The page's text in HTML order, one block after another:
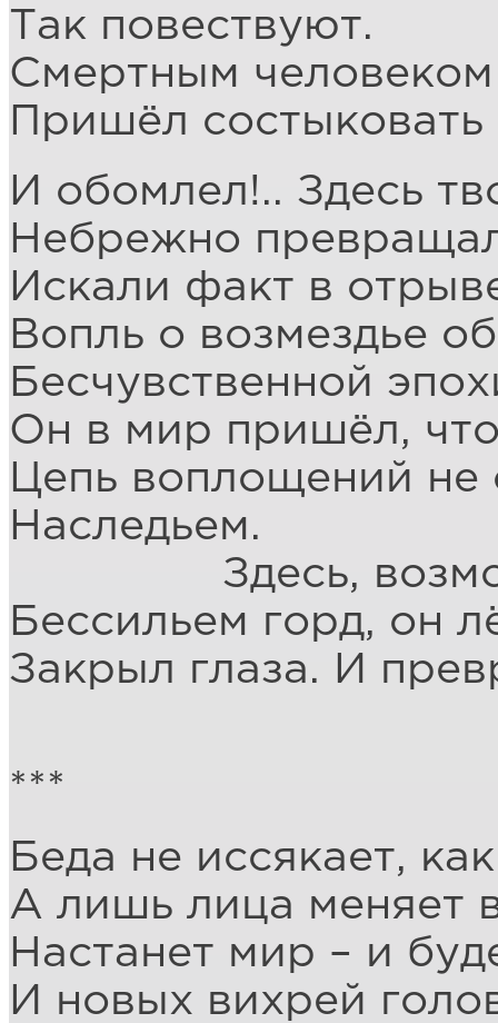
Так повествуют.
Смертным человеком
Пришёл
И обомлел!.. Здесь
Небрежно
Искали факт в
Вопль о возмездье
Бесчувственной
Он в мир пришёл,
Цепь воплощений не
Наследьем.
Здесь,
Бессильем горд, он
Закрыл глаза. И
***
Беда не иссякает,
А лишь лица меняет
Настанет мир – и
И новых вихрей